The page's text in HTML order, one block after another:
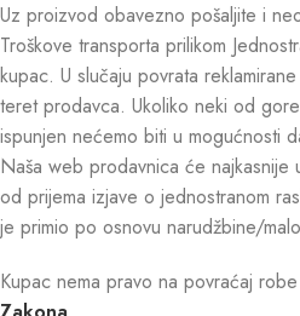
Uz proizvod obavezno pošaljite i
Troškove transporta prilikom
kupac. U slučaju povrata
teret prodavca. Ukoliko neki od
ispunjen nećemo biti u mogućnosti
Naša web prodavnica će
od prijema izjave o jednostranom
je primio po osnovu narudžbine/
Kupac nema pravo na povraćaj